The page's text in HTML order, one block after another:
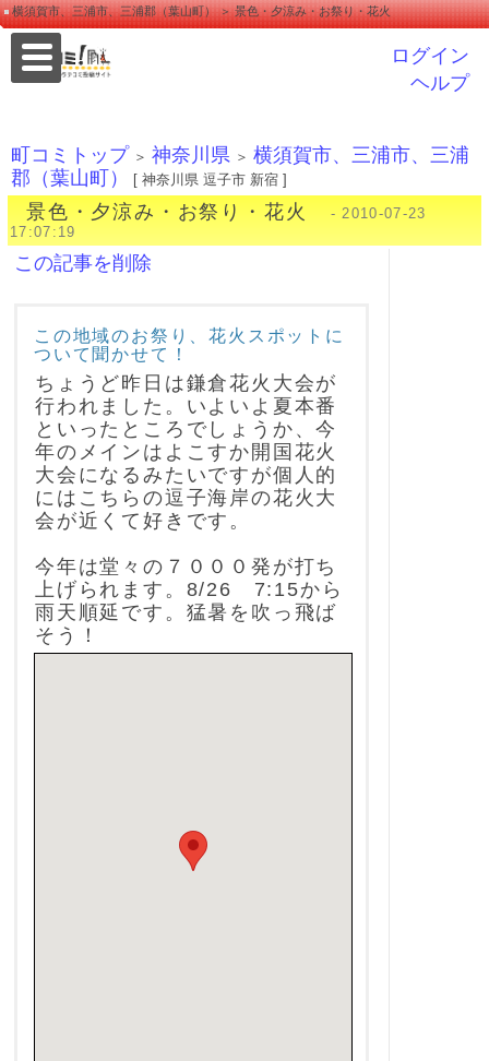
横須賀市、三浦市、三浦郡（葉山町） ＞ 景色・夕涼み・お祭り・花火
ログイン
ヘルプ
町コミトップ ＞ 神奈川県 ＞ 横須賀市、三浦市、三浦
郡（葉山町）
[ 神奈川県 逗子市 新宿 ]
景色・夕涼み・お祭り・花火
- 2010-07-23
17:07:19
この記事を削除
この地域のお祭り、花火スポットに
ついて聞かせて！
ちょうど昨日は鎌倉花火大会が
行われました。いよいよ夏本番
といったところでしょうか、今
年のメインはよこすか開国花火
大会になるみたいですが個人的
にはこちらの逗子海岸の花火大
会が近くて好きです。
今年は堂々の７０００発が打ち
上げられます。8/26 7:15から
雨天順延です。猛暑を吹っ飛ば
そう！